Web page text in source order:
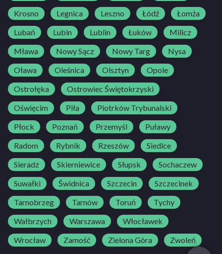
Krosno
Legnica Leszno Łódź
Łomża
Lubań
Lubin Lublin Łuków
Milicz
Mława
Nowy Sącz Nowy Targ
Nysa
Oława
Oleśnica Olsztyn
Opole
Ostrołęka
Ostrowiec Świętokrzyski
Oświęcim
Piła
Piotrków Trybunalski
Płock
Poznań Przemyśl
Puławy
Radom
Rybnik Rzeszów
Siedlce
Sieradz
Skierniewice Słupsk
Sochaczew
Suwałki
Świdnica Szczecin
Szczecinek
Tarnobrzeg
Tarnów Toruń
Tychy
Wałbrzych
Warszawa
Włocławek
Wrocław
Zamość Zielona Góra Zwoleń